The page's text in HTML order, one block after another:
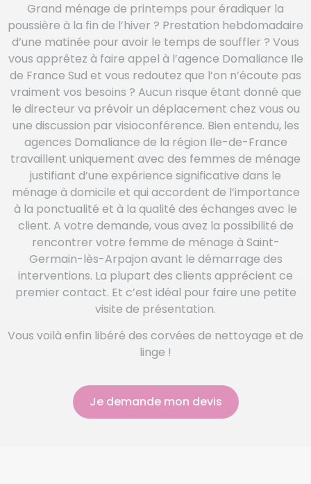
Grand ménage de printemps pour éradiquer la
poussière à la fin de l’hiver ? Prestation hebdomadaire
d’une matinée pour avoir le temps de souffler ? Vous
vous apprêtez à faire appel à l’agence Domaliance Ile
de France Sud et vous redoutez que l’on n’écoute pas
vraiment vos besoins ? Aucun risque étant donné que
le directeur va prévoir un déplacement chez vous ou
une discussion par visioconférence. Bien entendu, les
agences Domaliance de la région Ile-de-France
travaillent uniquement avec des femmes de ménage
justifiant d’une expérience significative dans le
ménage à domicile et qui accordent de l’importance
à la ponctualité et à la qualité des échanges avec le
client. A votre demande, vous avez la possibilité de
rencontrer votre femme de ménage à Saint-
Germain-lès-Arpajon avant le démarrage des
interventions. La plupart des clients apprécient ce
premier contact. Et c’est idéal pour faire une petite
visite de présentation.
Vous voilà enfin libéré des corvées de nettoyage et de
linge !
Je demande mon devis